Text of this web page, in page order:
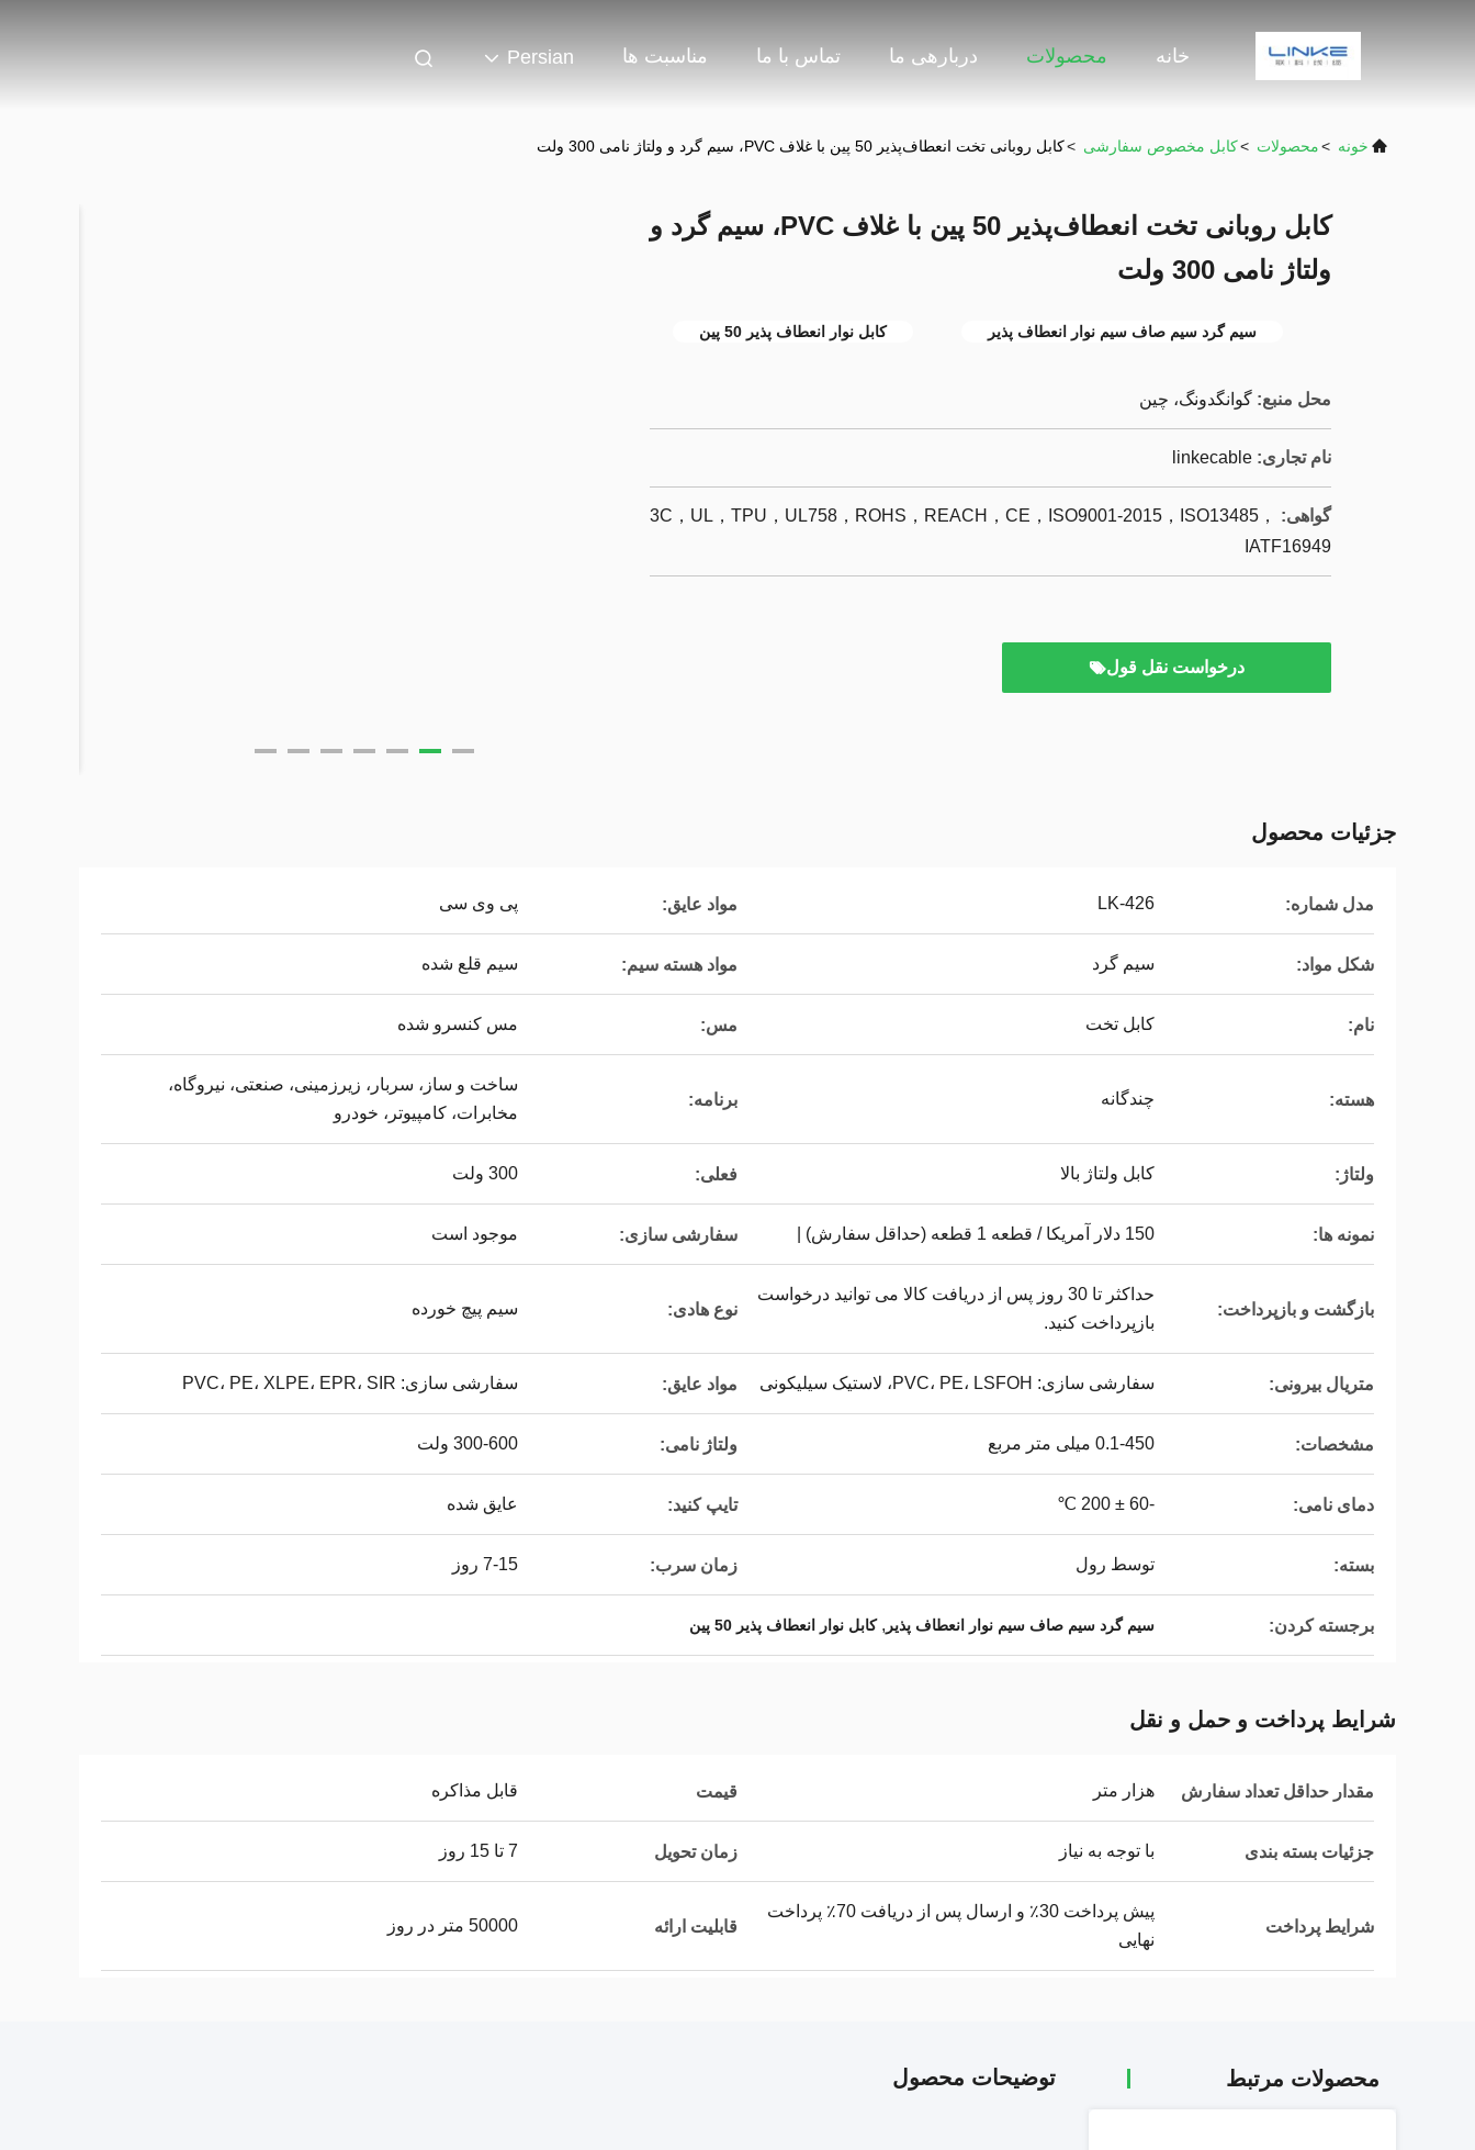
خانه محصولات دربارهی ما تماس با ما مناسبت ها Persian
خونه >محصولات >کابل مخصوص سفارشی >کابل روبانی تخت انعطاف‌پذیر 50 پین با غلاف PVC، سیم گرد و ولتاژ نامی 300 ولت
کابل روبانی تخت انعطاف‌پذیر 50 پین با غلاف PVC، سیم گرد و
ولتاژ نامی 300 ولت
سیم گرد سیم صاف سیم نوار انعطاف پذیر کابل نوار انعطاف پذیر 50 پین
محل منبع: گوانگدونگ، چین
نام تجاری: linkecable
گواهی:
3C，UL，TPU，UL758，ROHS，REACH，CE，ISO9001-2015，ISO13485，
IATF16949
درخواست نقل قول
جزئیات محصول
مدل شماره: LK-426 مواد عایق: پی وی سی
شکل مواد: سیم گرد مواد هسته سیم: سیم قلع شده
نام: کابل تخت مس: مس کنسرو شده
هسته: چندگانه برنامه:
ساخت و ساز، سربار، زیرزمینی، صنعتی، نیروگاه،
مخابرات، کامپیوتر، خودرو
ولتاژ: کابل ولتاژ بالا فعلی: 300 ولت
نمونه ها: 150 دلار آمریکا / قطعه 1 قطعه (حداقل سفارش) | سفارشی سازی: موجود است
بازگشت و بازپرداخت:
حداکثر تا 30 روز پس از دریافت کالا می توانید درخواست
بازپرداخت کنید.
نوع هادی: سیم پیچ خورده
متریال بیرونی: سفارشی سازی: PVC، PE، LSFOH، لاستیک سیلیکونی مواد عایق: سفارشی سازی: PVC، PE، XLPE، EPR، SIR
مشخصات: 0.1-450 میلی متر مربع ولتاژ نامی: 300-600 ولت
دمای نامی: -60 ± 200 ℃ تایپ کنید: عایق شده
بسته: توسط رول زمان سرب: 7-15 روز
برجسته کردن: سیم گرد سیم صاف سیم نوار انعطاف پذیر ,کابل نوار انعطاف پذیر 50 پین
شرایط پرداخت و حمل و نقل
مقدار حداقل تعداد سفارش هزار متر قیمت قابل مذاکره
جزئیات بسته بندی با توجه به نیاز زمان تحویل 7 تا 15 روز
شرایط پرداخت
پیش پرداخت 30٪ و ارسال پس از دریافت 70٪ پرداخت
نهایی
قابلیت ارائه 50000 متر در روز
محصولات مرتبط توضیحات محصول